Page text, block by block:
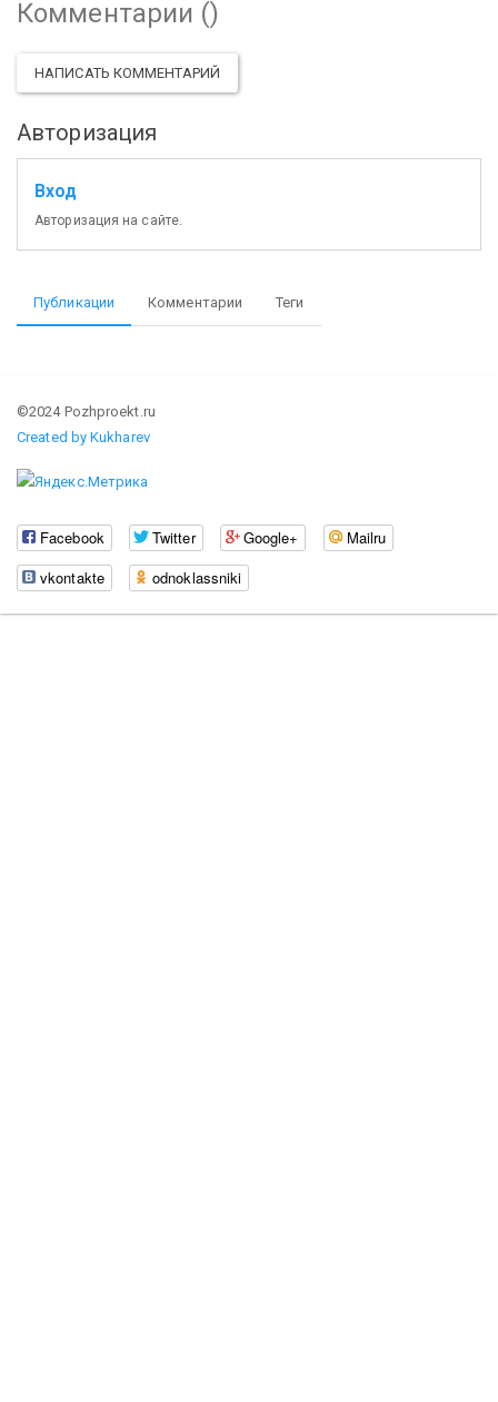
Комментарии ()
НАПИСАТЬ КОММЕНТАРИЙ
Авторизация
Вход
Авторизация на сайте.
Публикации Комментарии Теги
©2024 Pozhproekt.ru
Created by Kukharev
Facebook Twitter Google+
Mailru
vkontakte
odnoklassniki